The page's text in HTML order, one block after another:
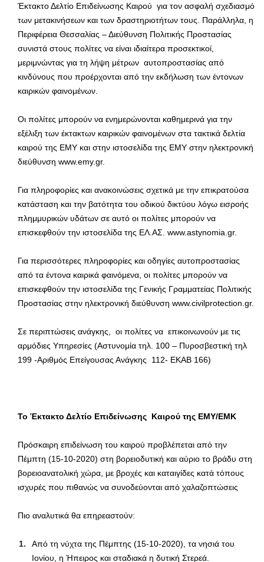
Έκτακτο Δελτίο Επιδείνωσης Καιρού για τον ασφαλή σχεδιασμό
των μετακινήσεων και των δραστηριοτήτων τους. Παράλληλα, η
Περιφέρεια Θεσσαλίας – Διεύθυνση Πολιτικής Προστασίας
συνιστά στους πολίτες να είναι ιδιαίτερα προσεκτικοί,
μεριμνώντας για τη λήψη μέτρων αυτοπροστασίας από
κινδύνους που προέρχονται από την εκδήλωση των έντονων
καιρικών φαινομένων.
Οι πολίτες μπορούν να ενημερώνονται καθημερινά για την
εξέλιξη των έκτακτων καιρικών φαινομένων στα τακτικά δελτία
καιρού της ΕΜΥ και στην ιστοσελίδα της ΕΜΥ στην ηλεκτρονική
διεύθυνση www.emy.gr.
Για πληροφορίες και ανακοινώσεις σχετικά με την επικρατούσα
κατάσταση και την βατότητα του οδικού δικτύου λόγω εισροής
πλημμυρικών υδάτων σε αυτό οι πολίτες μπορούν να
επισκεφθούν την ιστοσελίδα της ΕΛ.ΑΣ. www.astynomia.gr.
Για περισσότερες πληροφορίες και οδηγίες αυτοπροστασίας
από τα έντονα καιρικά φαινόμενα, οι πολίτες μπορούν να
επισκεφθούν την ιστοσελίδα της Γενικής Γραμματείας Πολιτικής
Προστασίας στην ηλεκτρονική διεύθυνση www.civilprotection.gr.
Σε περιπτώσεις ανάγκης, οι πολίτες να επικοινωνούν με τις
αρμόδιες Υπηρεσίες (Αστυνομία τηλ. 100 – Πυροσβεστική τηλ
199 -Αριθμός Επείγουσας Ανάγκης 112- ΕΚΑΒ 166)
Το Έκτακτο Δελτίο Επιδείνωσης Καιρού της ΕΜΥ/ΕΜΚ
Πρόσκαιρη επιδείνωση του καιρού προβλέπεται από την
Πέμπτη (15-10-2020) στη βορειοδυτική και αύριο το βράδυ στη
βορειοανατολική χώρα, με βροχές και καταιγίδες κατά τόπους
ισχυρές που πιθανώς να συνοδεύονται από χαλαζοπτώσεις
Πιο αναλυτικά θα επηρεαστούν:
Από τη νύχτα της Πέμπτης (15-10-2020), τα νησιά του
Ιονίου, η Ήπειρος και σταδιακά η δυτική Στερεά.